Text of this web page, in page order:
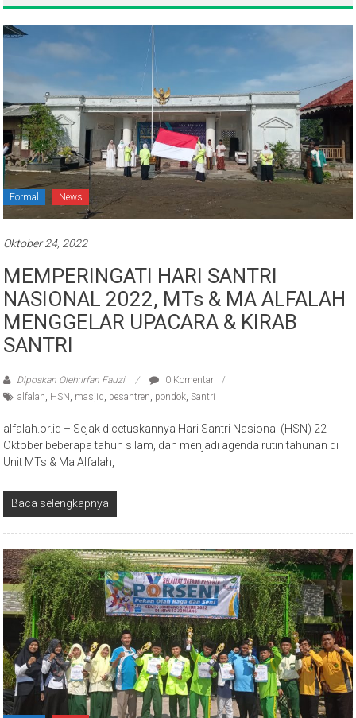
Formal News
NASIONAL 2022, MTs & MA ALFALAH
MENGGELAR UPACARA & KIRAB
SANTRI
alfalah,HSN,masjid,pesantren,pondok,Santri
Oktober beberapa tahun silam, dan menjadi agenda rutin tahunan di
Unit MTs & Ma Alfalah,
Formal News